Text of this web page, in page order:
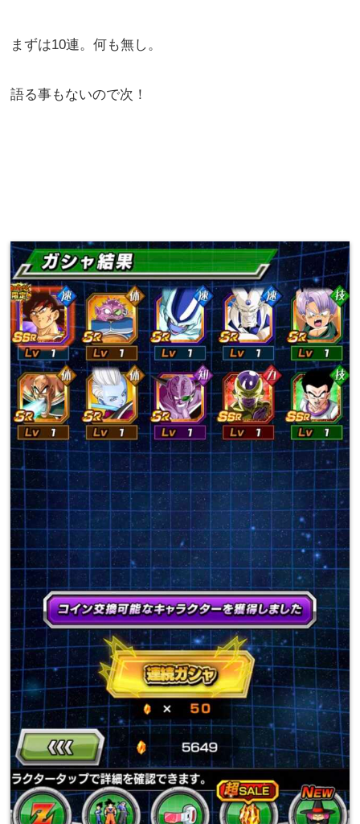
まずは10連。何も無し。
語る事もないので次！